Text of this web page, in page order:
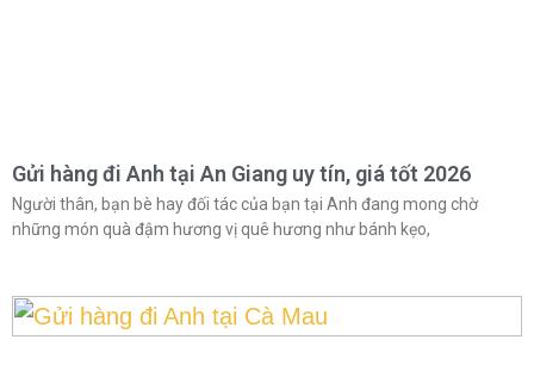
Gửi hàng đi Anh tại An Giang uy tín, giá tốt 2026
Người thân, bạn bè hay đối tác của bạn tại Anh đang mong chờ
những món quà đậm hương vị quê hương như bánh kẹo,